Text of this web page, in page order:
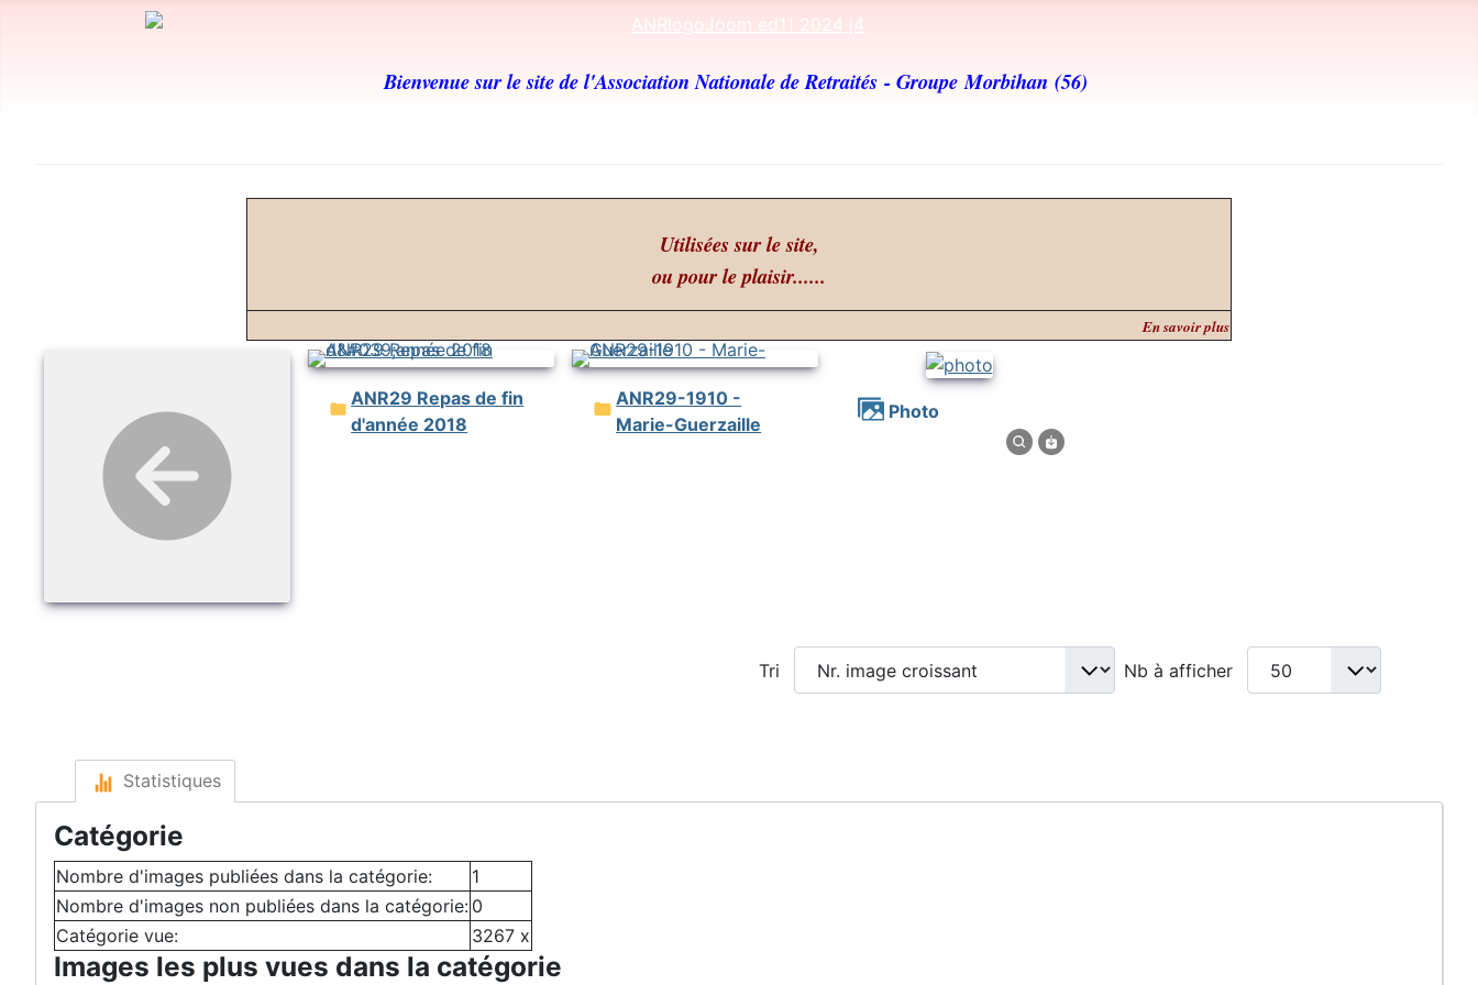
Bienvenue sur le site de l'Association Nationale de Retraités - Groupe Morbihan (56)
Utilisées sur le site,
ou pour le plaisir......
En savoir plus
ANR29 Repas de fin
d'année 2018
ANR29-1910 -
Marie-Guerzaille
photo
Tri Nb à afficher
Statistiques
Catégorie
Nombre d'images publiées dans la catégorie:
1
Nombre d'images non publiées dans la catégorie: 0
Catégorie vue:
3267 x
Images les plus vues dans la catégorie